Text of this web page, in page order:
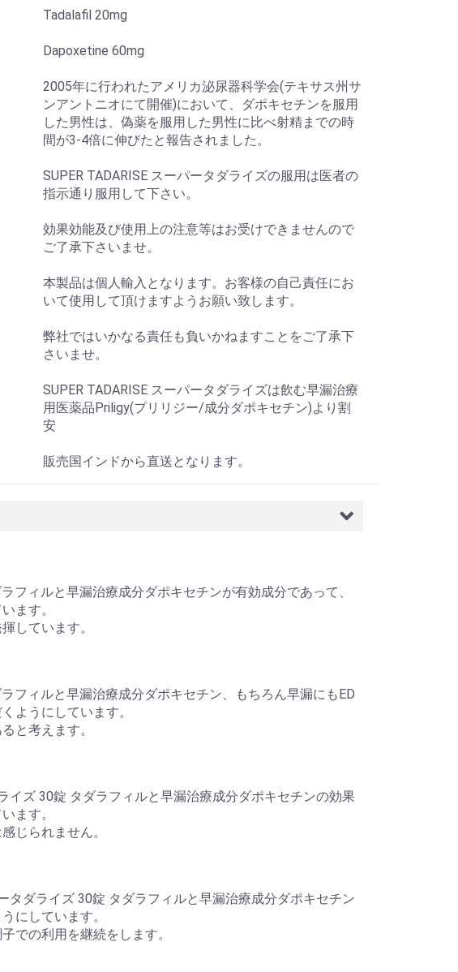
Tadalafil 20mg
Dapoxetine 60mg
2005年に行われたアメリカ泌尿器科学会(テキサス州サ
ンアントニオにて開催)において、ダポキセチンを服用
した男性は、偽薬を服用した男性に比べ射精までの時
間が3-4倍に伸びたと報告されました。
SUPER TADARISE スーパータダライズの服用は医者の
指示通り服用して下さい。
効果効能及び使用上の注意等はお受けできませんので
ご了承下さいませ。
本製品は個人輸入となります。お客様の自己責任にお
いて使用して頂けますようお願い致します。
弊社ではいかなる責任も負いかねますことをご了承下
さいませ。
SUPER TADARISE スーパータダライズは飲む早漏治療
用医薬品Priligy(プリリジー/成分ダポキセチン)より割
安
販売国インドから直送となります。
フィルと早漏治療成分ダポキセチンが有効成分であって、
ます。
しています。
フィルと早漏治療成分ダポキセチン、もちろん早漏にもED
ようにしています。
と考えます。
イズ 30錠 タダラフィルと早漏治療成分ダポキセチンの効果
ます。
じられません。
タダライズ 30錠 タダラフィルと早漏治療成分ダポキセチン
にしています。
での利用を継続をします。